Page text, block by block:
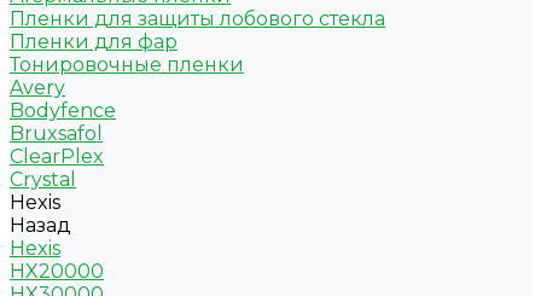
Пленки для защиты лобового стекла
Пленки для фар
Тонировочные пленки
Avery
Bodyfence
Bruxsafol
ClearPlex
Crystal
Hexis
Назад
Hexis
HX20000